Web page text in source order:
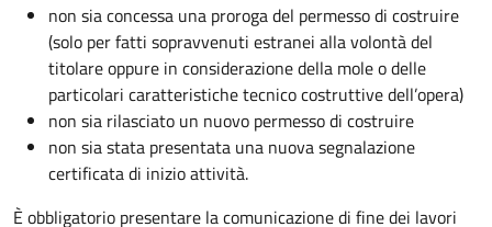
non sia concessa una proroga del permesso di costruire
(solo per fatti sopravvenuti estranei alla volontà del
titolare oppure in considerazione della mole o delle
particolari caratteristiche tecnico costruttive dell’opera)
non sia rilasciato un nuovo permesso di costruire
non sia stata presentata una nuova segnalazione
certificata di inizio attività.
È obbligatorio presentare la comunicazione di fine dei lavori